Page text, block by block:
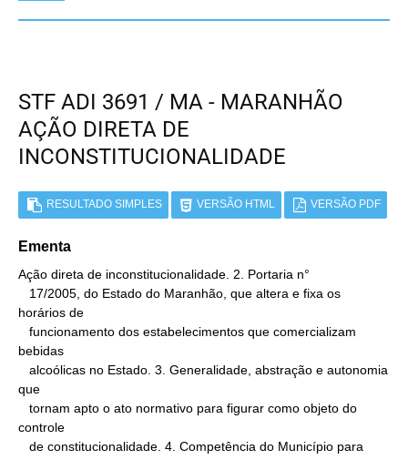
STF ADI 3691 / MA - MARANHÃO
AÇÃO DIRETA DE
INCONSTITUCIONALIDADE
RESULTADO SIMPLES VERSÃO HTML VERSÃO PDF
Ementa
Ação direta de inconstitucionalidade. 2. Portaria n°
horários de
bebidas
que
controle